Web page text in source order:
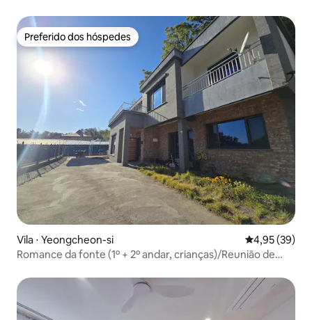
antiga/Guesthouse
Preferido dos hóspedes
Preferido dos hóspedes
Vila ⋅ Yeongcheon-si 4,95 de uma
4,95 (39)
Romance da fonte (1º + 2º andar, crianças)/Reunião de